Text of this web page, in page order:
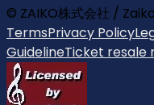
© ZAIKO株式会社 /
TermsPrivacy Policy
GuidelineTicket resale